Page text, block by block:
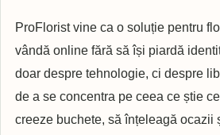
ProFlorist vine ca o soluție pentru
vândă online fără să își piardă
doar despre tehnologie, ci despre
de a se concentra pe ceea ce știe
creeze buchete, să înțeleagă ocazii